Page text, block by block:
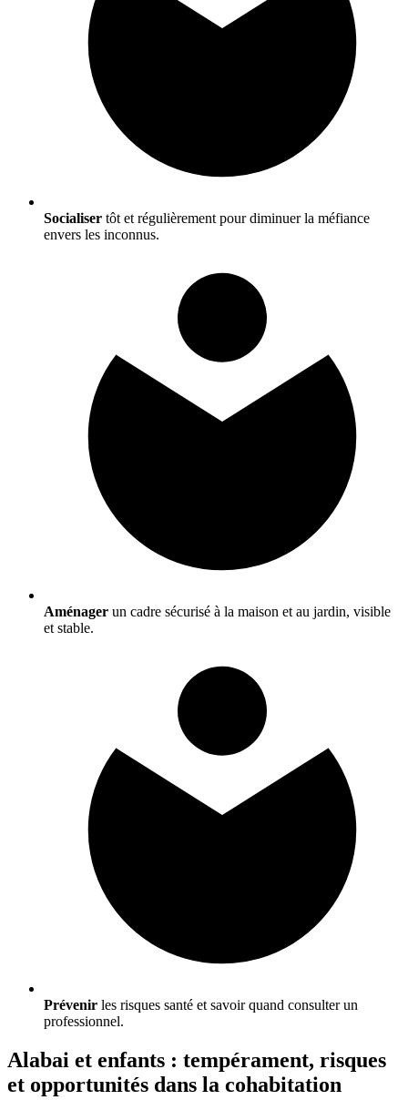
Socialiser tôt et régulièrement pour diminuer la méfiance
envers les inconnus.
Aménager un cadre sécurisé à la maison et au jardin, visible
et stable.
Prévenir les risques santé et savoir quand consulter un
professionnel.
Alabai et enfants : tempérament, risques
et opportunités dans la cohabitation